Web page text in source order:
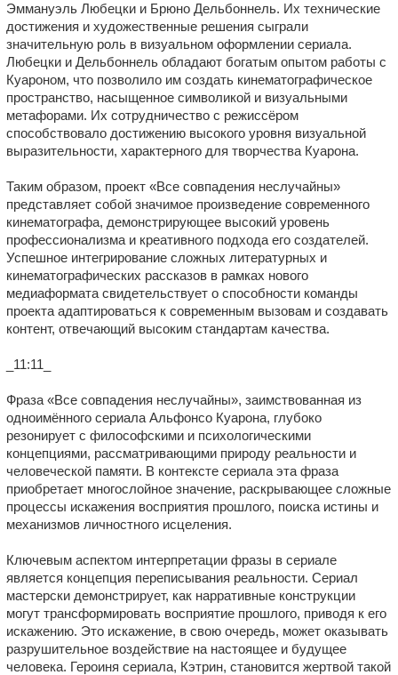
Эммануэль Любецки и Брюно Дельбоннель. Их технические
достижения и художественные решения сыграли
значительную роль в визуальном оформлении сериала.
Любецки и Дельбоннель обладают богатым опытом работы с
Куароном, что позволило им создать кинематографическое
пространство, насыщенное символикой и визуальными
метафорами. Их сотрудничество с режиссёром
способствовало достижению высокого уровня визуальной
выразительности, характерного для творчества Куарона.
Таким образом, проект «Все совпадения неслучайны»
представляет собой значимое произведение современного
кинематографа, демонстрирующее высокий уровень
профессионализма и креативного подхода его создателей.
Успешное интегрирование сложных литературных и
кинематографических рассказов в рамках нового
медиаформата свидетельствует о способности команды
проекта адаптироваться к современным вызовам и создавать
контент, отвечающий высоким стандартам качества.
_11:11_
Фраза «Все совпадения неслучайны», заимствованная из
одноимённого сериала Альфонсо Куарона, глубоко
резонирует с философскими и психологическими
концепциями, рассматривающими природу реальности и
человеческой памяти. В контексте сериала эта фраза
приобретает многослойное значение, раскрывающее сложные
процессы искажения восприятия прошлого, поиска истины и
механизмов личностного исцеления.
Ключевым аспектом интерпретации фразы в сериале
является концепция переписывания реальности. Сериал
мастерски демонстрирует, как нарративные конструкции
могут трансформировать восприятие прошлого, приводя к его
искажению. Это искажение, в свою очередь, может оказывать
разрушительное воздействие на настоящее и будущее
человека. Героиня сериала, Кэтрин, становится жертвой такой